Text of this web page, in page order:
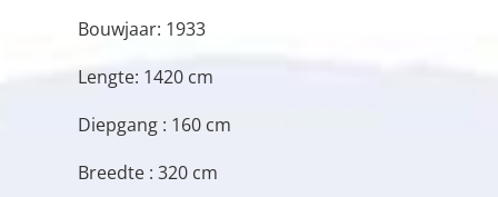
Bouwjaar: 1933
Lengte: 1420 cm
Diepgang : 160 cm
Breedte : 320 cm